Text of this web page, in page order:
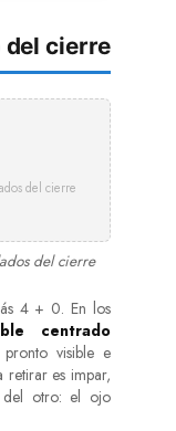
cierre
del cierre
del cierre
4 + 0. En los
centrado
pronto visible e
retirar es impar,
otro: el ojo